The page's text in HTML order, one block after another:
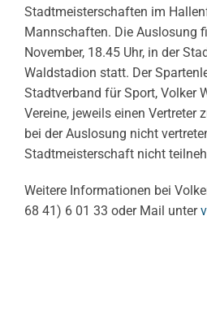
Stadtmeisterschaften im
Mannschaften. Die Auslosung
November, 18.45 Uhr, in der
Waldstadion statt. Der
Stadtverband für Sport, Volker
Vereine, jeweils einen Vertreter
bei der Auslosung nicht
Stadtmeisterschaft nicht
Weitere Informationen bei
68 41) 6 01 33 oder Mail unter